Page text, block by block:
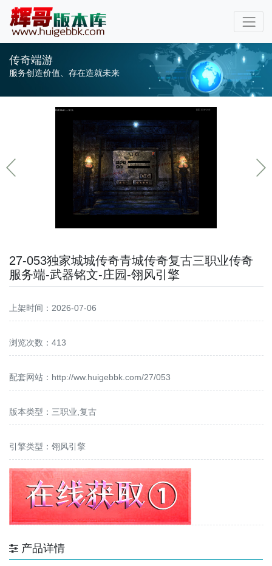
传奇端游
服务创造价值、存在造就未来
27-053独家城城传奇青城传奇复古三职业传奇
服务端-武器铭文-庄园-翎风引擎
上架时间：2026-07-06
浏览次数：413
配套网站： http://ww.huigebbk.com/27/053
版本类型：三职业,复古
引擎类型：翎风引擎
产品详情